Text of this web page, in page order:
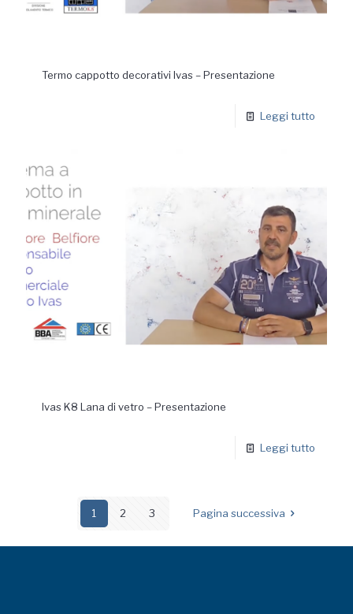
Termo cappotto decorativi Ivas – Presentazione
Leggi tutto
Ivas K8 Lana di vetro – Presentazione
Leggi tutto
1 2 3 Pagina successiva